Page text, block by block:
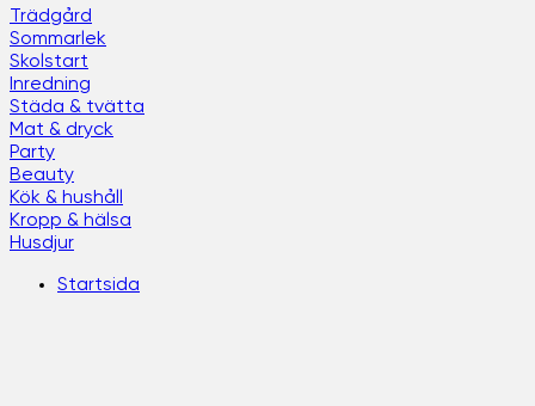
Trädgård
Sommarlek
Skolstart
Inredning
Städa & tvätta
Mat & dryck
Party
Beauty
Kök & hushåll
Kropp & hälsa
Husdjur
Startsida